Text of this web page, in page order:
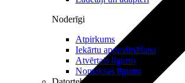
Noderīgi
Atpirkums
Iekārtu apdrošināšana
Atvērtais līgums
Nomaksas līgums